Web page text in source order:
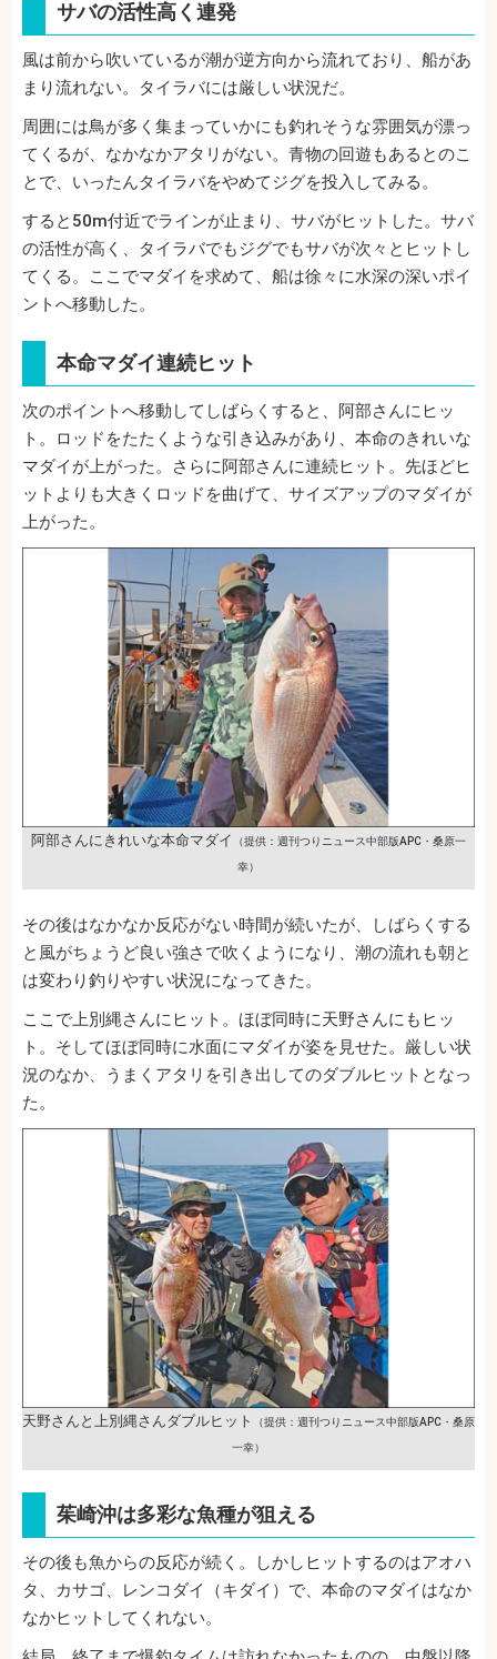
サバの活性高く連発
風は前から吹いているが潮が逆方向から流れており、船があ
まり流れない。タイラバには厳しい状況だ。
周囲には鳥が多く集まっていかにも釣れそうな雰囲気が漂っ
てくるが、なかなかアタリがない。青物の回遊もあるとのこ
とで、いったんタイラバをやめてジグを投入してみる。
すると50m付近でラインが止まり、サバがヒットした。サバ
の活性が高く、タイラバでもジグでもサバが次々とヒットし
てくる。ここでマダイを求めて、船は徐々に水深の深いポイ
ントへ移動した。
本命マダイ連続ヒット
次のポイントへ移動してしばらくすると、阿部さんにヒッ
ト。ロッドをたたくような引き込みがあり、本命のきれいな
マダイが上がった。さらに阿部さんに連続ヒット。先ほどヒ
ットよりも大きくロッドを曲げて、サイズアップのマダイが
上がった。
阿部さんにきれいな本命マダイ （提供：週刊つりニュース中部版APC・桑原一
幸）
その後はなかなか反応がない時間が続いたが、しばらくする
と風がちょうど良い強さで吹くようになり、潮の流れも朝と
は変わり釣りやすい状況になってきた。
ここで上別縄さんにヒット。ほぼ同時に天野さんにもヒッ
ト。そしてほぼ同時に水面にマダイが姿を見せた。厳しい状
況のなか、うまくアタリを引き出してのダブルヒットとなっ
た。
天野さんと上別縄さんダブルヒット （提供：週刊つりニュース中部版APC・桑原
一幸）
茱崎沖は多彩な魚種が狙える
その後も魚からの反応が続く。しかしヒットするのはアオハ
タ、カサゴ、レンコダイ（キダイ）で、本命のマダイはなか
なかヒットしてくれない。